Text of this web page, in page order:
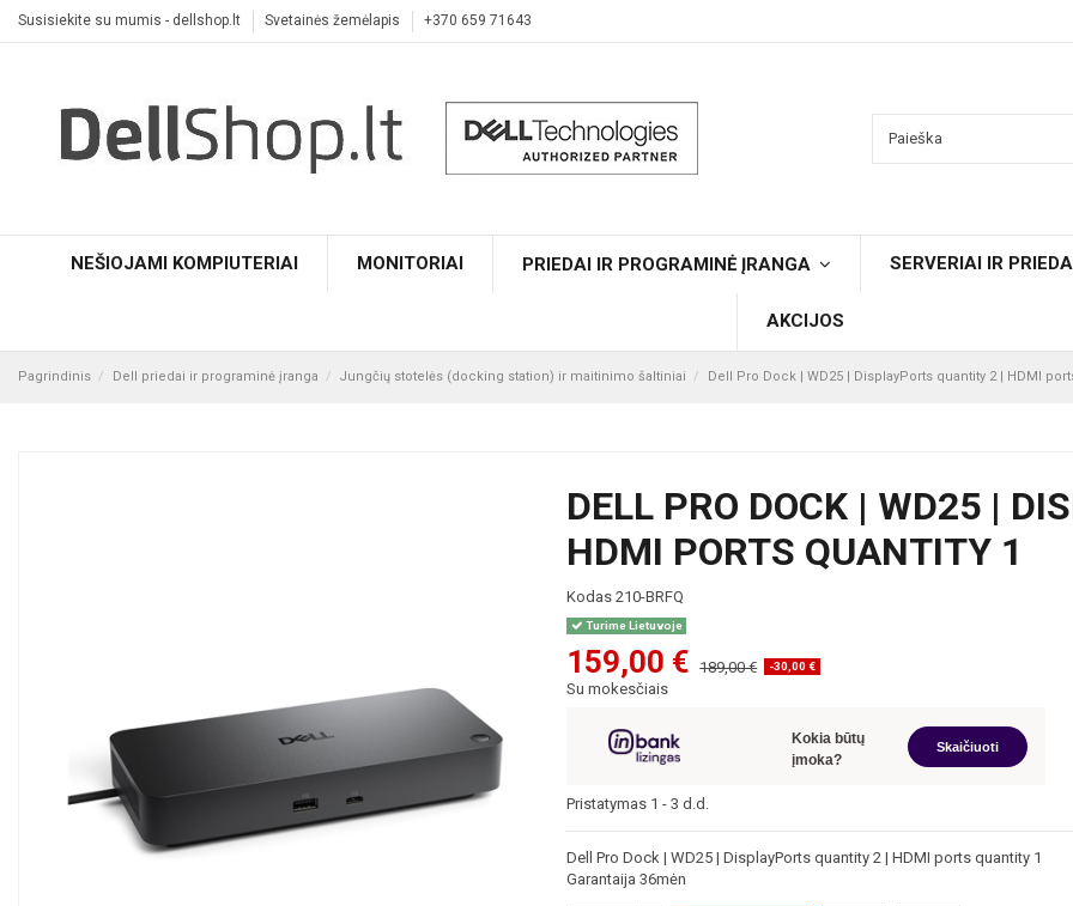
Susisiekite su mumis - dellshop.lt Svetainės žemėlapis +370 659 71643
NEŠIOJAMI KOMPIUTERIAI MONITORIAI PRIEDAI IR PROGRAMINĖ ĮRANGA SERVERIAI IR PRIEDAI
AKCIJOS
Pagrindinis Dell priedai ir programinė įranga Jungčių stotelės (docking station) ir maitinimo šaltiniai Dell Pro Dock | WD25 | DisplayPorts quantity 2 | HDMI
DELL PRO DOCK | WD25 |
HDMI PORTS QUANTITY 1
Kodas 210-BRFQ
Turime Lietuvoje
159,00 € 189,00 € -30,00 €
Su mokesčiais
Kokia būtų
įmoka?
Skaičiuoti
Pristatymas 1 - 3 d.d.
Dell Pro Dock | WD25 | DisplayPorts quantity 2 | HDMI ports quantity 1
Garantaija 36mėn